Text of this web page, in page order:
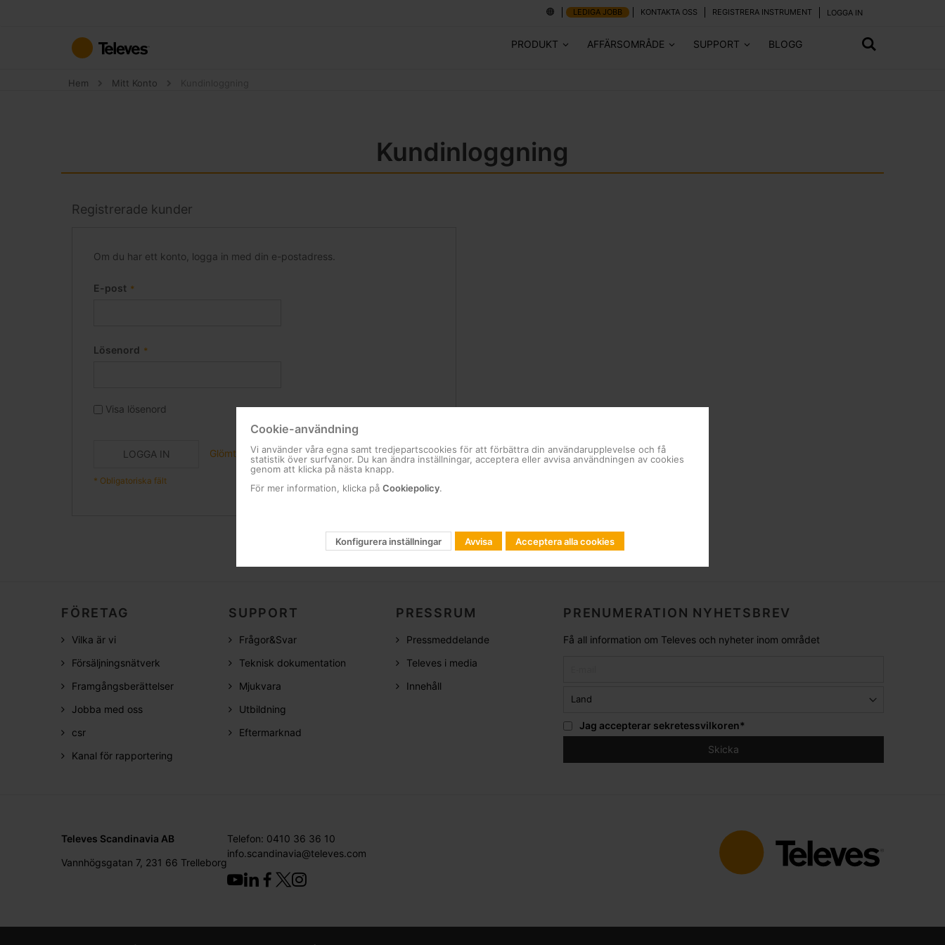
innehållet
LEDIGA JOBB KONTAKTA OSS REGISTRERA INSTRUMENT LOGGA IN
PRODUKT AFFÄRSOMRÅDE SUPPORT BLOGG
Hem Mitt Konto
Kundinloggning
Registrerade kunder
Om du har ett konto, logga in med din e-postadress.
E-post
Lösenord
Visa lösenord
LOGGA IN Glömt ditt lösenord?
FÖRETAG
Vilka är vi
Försäljningsnätverk
Framgångsberättelser
Jobba med oss
csr
Kanal för rapportering
SUPPORT
Frågor&Svar
Teknisk dokumentation
Mjukvara
Utbildning
Eftermarknad
PRESSRUM
Pressmeddelande
Televes i media
Innehåll
PRENUMERATION NYHETSBREV
Få all information om Televes och nyheter inom området
Jag accepterar sekretessvilkoren*
Televes Scandinavia AB
Vannhögsgatan 7, 231 66 Trelleborg
Telefon: 0410 36 36 10
info.scandinavia@televes.com
Cookie-användning
Vi använder våra egna samt tredjepartscookies för att förbättra din användarupplevelse och få
statistik över surfvanor. Du kan ändra inställningar, acceptera eller avvisa användningen av cookies
genom att klicka på nästa knapp.
För mer information, klicka på Cookiepolicy.
Konfigurera inställningar Avvisa Acceptera alla cookies